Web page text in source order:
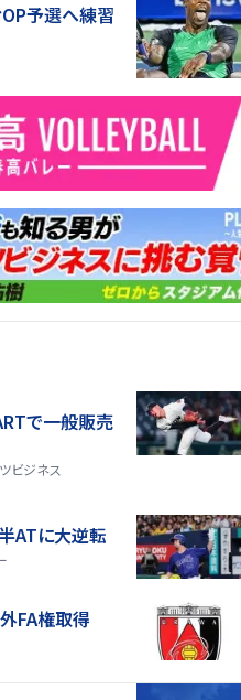
予選へ練習
で一般販売
ビジネス
ATに大逆転
FA権取得